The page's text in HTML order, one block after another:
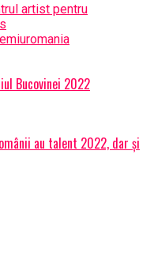
artist pentru
romania
Bucovinei 2022
au talent 2022, dar și